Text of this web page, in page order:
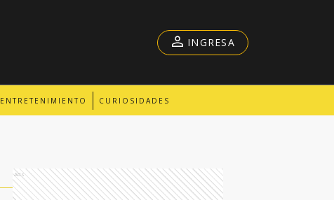
ENTRETENIMIENTO CURIOSIDADES
INGRESA
Ads